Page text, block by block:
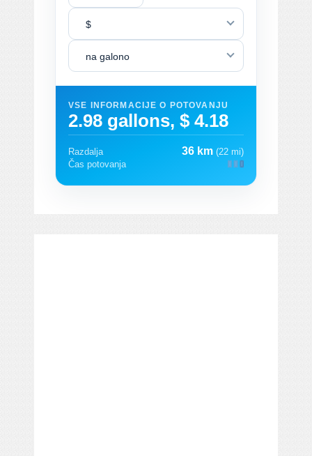
$
na galono
VSE INFORMACIJE O POTOVANJU
2.98 gallons, $ 4.18
Razdalja 36 km (22 mi)
Čas potovanja